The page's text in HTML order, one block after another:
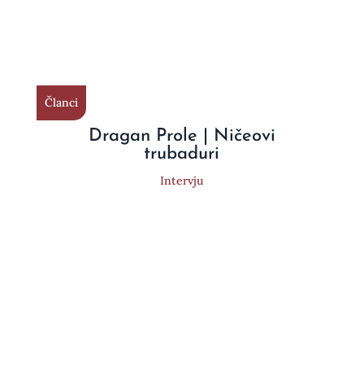
Članci
Dragan Prole | Ničeovi
trubaduri
Intervju